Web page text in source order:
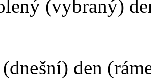
(vybraný)
den